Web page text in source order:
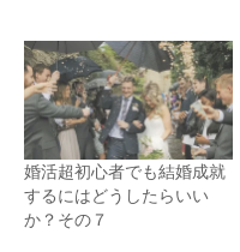
婚活超初心者でも結婚成就
するにはどうしたらいい
か？その７